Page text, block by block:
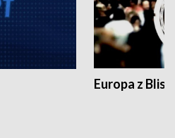
Europa z